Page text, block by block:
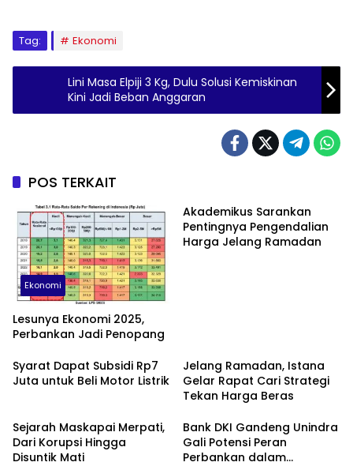
Tag: Ekonomi
Lini Masa Elpiji 3 Kg, Dulu Solusi Kemiskinan
Kini Jadi Beban Anggaran
POS TERKAIT
Ekonomi
Lesunya Ekonomi 2025,
Perbankan Jadi Penopang
Akademikus Sarankan
Pentingnya Pengendalian
Harga Jelang Ramadan
Syarat Dapat Subsidi Rp7
Juta untuk Beli Motor Listrik
Jelang Ramadan, Istana
Gelar Rapat Cari Strategi
Tekan Harga Beras
Sejarah Maskapai Merpati,
Dari Korupsi Hingga
Disuntik Mati
Bank DKI Gandeng Unindra
Gali Potensi Peran
Perbankan dalam